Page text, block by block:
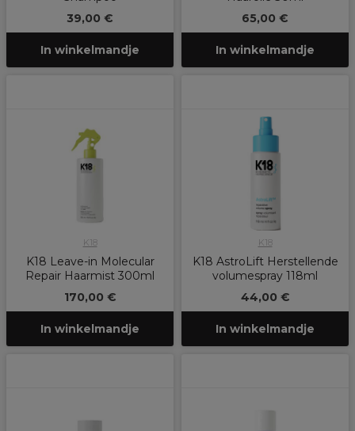
39,00 €
In winkelmandje
65,00 €
In winkelmandje
K18
K18 Leave-in Molecular
Repair Haarmist 300ml
170,00 €
In winkelmandje
K18
K18 AstroLift Herstellende
volumespray 118ml
44,00 €
In winkelmandje